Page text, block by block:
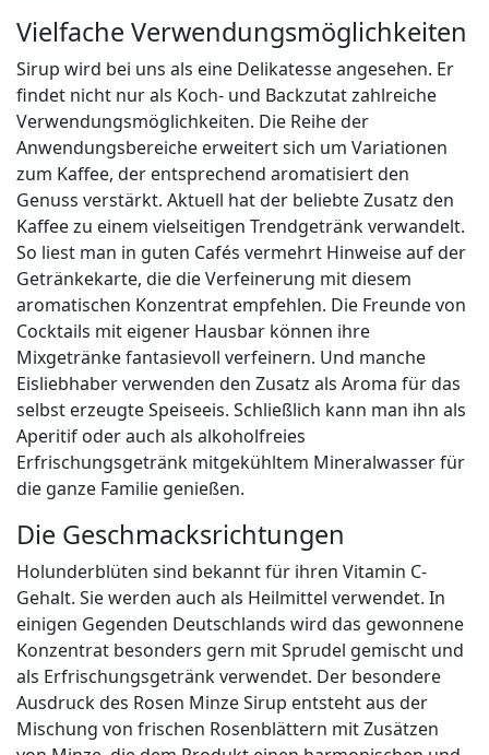
Vielfache Verwendungsmöglichkeiten
Sirup wird bei uns als eine Delikatesse angesehen. Er
findet nicht nur als Koch- und Backzutat zahlreiche
Verwendungsmöglichkeiten. Die Reihe der
Anwendungsbereiche erweitert sich um Variationen
zum Kaffee, der entsprechend aromatisiert den
Genuss verstärkt. Aktuell hat der beliebte Zusatz den
Kaffee zu einem vielseitigen Trendgetränk verwandelt.
So liest man in guten Cafés vermehrt Hinweise auf der
Getränkekarte, die die Verfeinerung mit diesem
aromatischen Konzentrat empfehlen. Die Freunde von
Cocktails mit eigener Hausbar können ihre
Mixgetränke fantasievoll verfeinern. Und manche
Eisliebhaber verwenden den Zusatz als Aroma für das
selbst erzeugte Speiseeis. Schließlich kann man ihn als
Aperitif oder auch als alkoholfreies
Erfrischungsgetränk mitgekühltem Mineralwasser für
die ganze Familie genießen.
Die Geschmacksrichtungen
Holunderblüten sind bekannt für ihren Vitamin C-
Gehalt. Sie werden auch als Heilmittel verwendet. In
einigen Gegenden Deutschlands wird das gewonnene
Konzentrat besonders gern mit Sprudel gemischt und
als Erfrischungsgetränk verwendet. Der besondere
Ausdruck des Rosen Minze Sirup entsteht aus der
Mischung von frischen Rosenblättern mit Zusätzen